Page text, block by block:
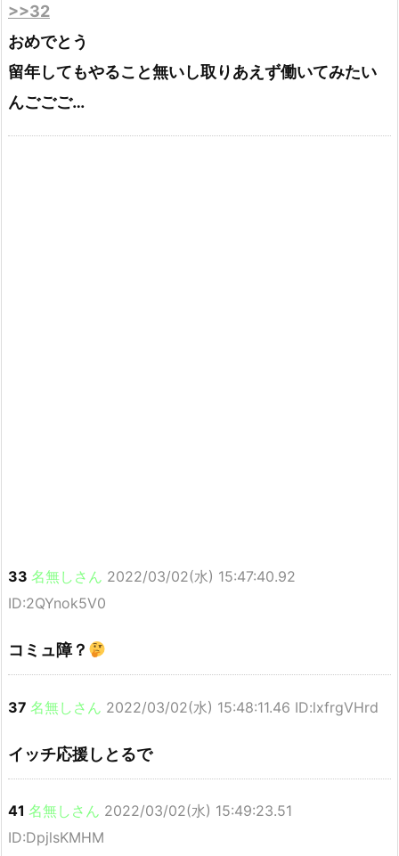
>>32
おめでとう
留年してもやること無いし取りあえず働いてみたい
んごごご…
33 名無しさん 2022/03/02(水) 15:47:40.92
ID:2QYnok5V0
コミュ障？
37 名無しさん 2022/03/02(水) 15:48:11.46 ID:lxfrgVHrd
イッチ応援しとるで
41 名無しさん 2022/03/02(水) 15:49:23.51
ID:DpjlsKMHM